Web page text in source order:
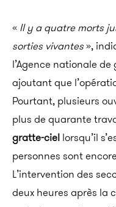
« Il y a quatre morts
sorties vivantes»,
l’Agence nationale
ajoutant que
Pourtant, plusieurs
plus de quarante
gratte-ciel lorsqu’il
personnes sont
L’intervention des
deux heures après la